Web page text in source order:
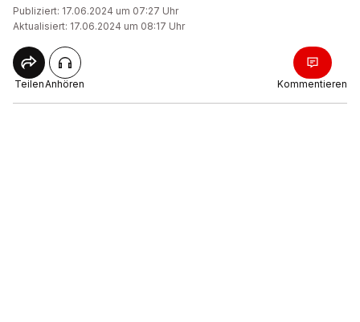
Publiziert: 17.06.2024 um 07:27 Uhr
Aktualisiert: 17.06.2024 um 08:17 Uhr
TeilenAnhören Kommentieren